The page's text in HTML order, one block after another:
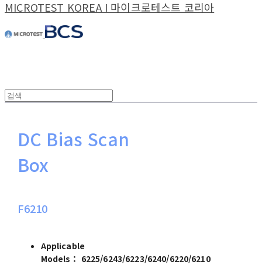
MICROTEST KOREA I 마이크로테스트 코리아
DC Bias Scan
Box
F6210
Applicable
Models： 6225/6243/6223/6240/6220/6210